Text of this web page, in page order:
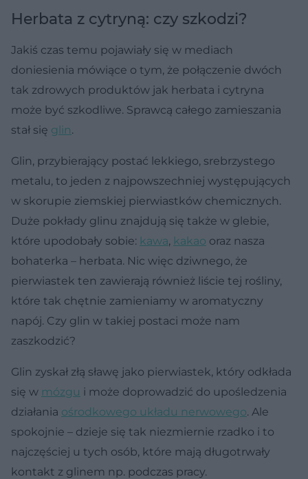
Herbata z cytryną: czy szkodzi?
Jakiś czas temu pojawiały się w mediach
doniesienia mówiące o tym, że połączenie dwóch
tak zdrowych produktów jak herbata i cytryna
może być szkodliwe. Sprawcą całego zamieszania
stał się glin.
Glin, przybierający postać lekkiego, srebrzystego
metalu, to jeden z najpowszechniej występujących
w skorupie ziemskiej pierwiastków chemicznych.
Duże pokłady glinu znajdują się także w glebie,
które upodobały sobie: kawa, kakao oraz nasza
bohaterka – herbata. Nic więc dziwnego, że
pierwiastek ten zawierają również liście tej rośliny,
które tak chętnie zamieniamy w aromatyczny
napój. Czy glin w takiej postaci może nam
zaszkodzić?
Glin zyskał złą sławę jako pierwiastek, który odkłada
się w mózgu i może doprowadzić do upośledzenia
działania ośrodkowego układu nerwowego. Ale
spokojnie – dzieje się tak niezmiernie rzadko i to
najczęściej u tych osób, które mają długotrwały
kontakt z glinem np. podczas pracy.